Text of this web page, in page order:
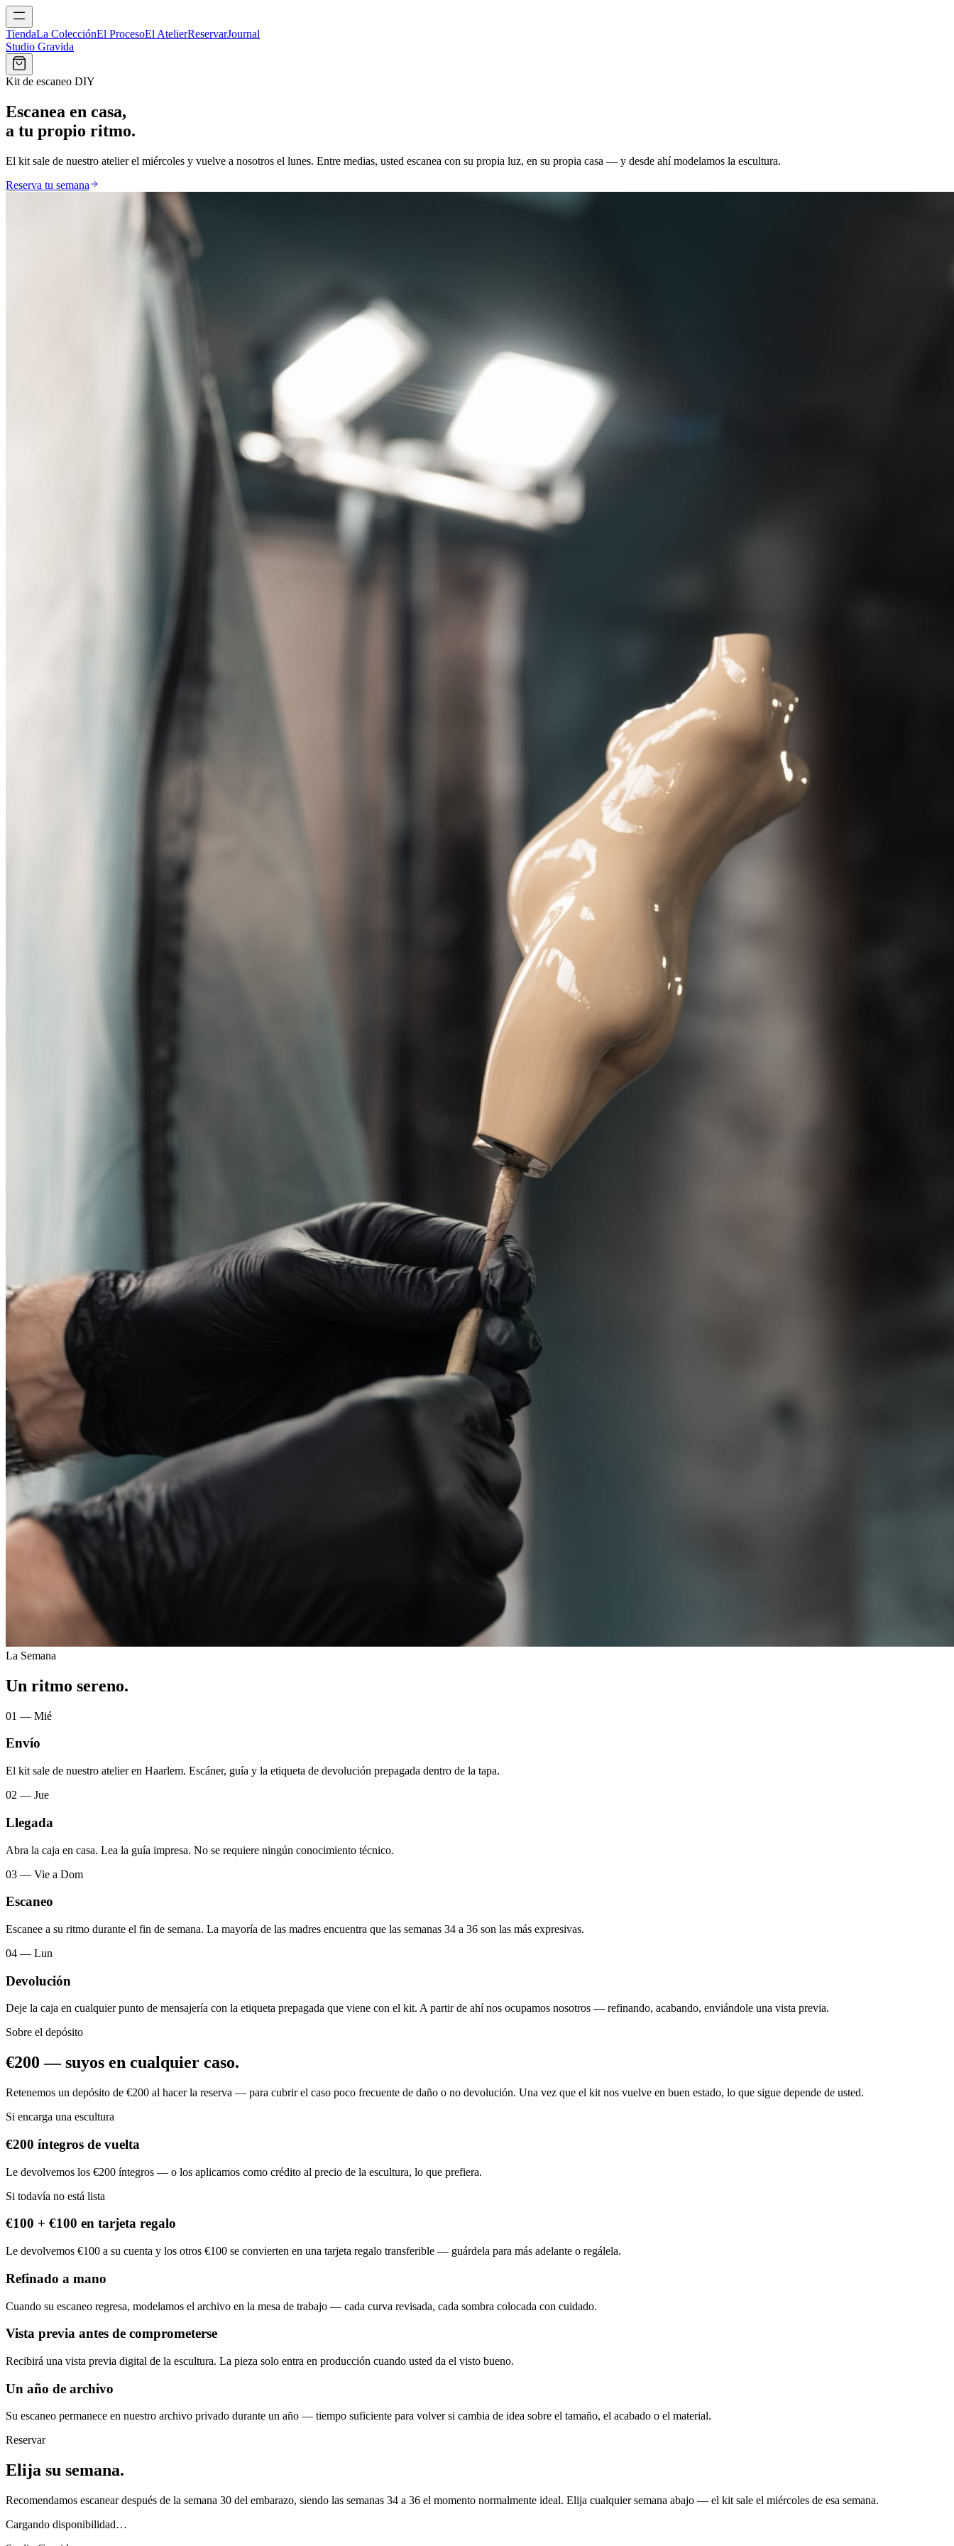
TiendaLa ColecciónEl ProcesoEl AtelierReservarJournal
Studio Gravida
Kit de escaneo DIY
Escanea en casa,
a tu propio ritmo.
El kit sale de nuestro atelier el miércoles y vuelve a nosotros el lunes. Entre medias, usted escanea con su propia luz, en su propia casa — y desde ahí modelamos la escultura.
Reserva tu semana
La Semana
Un ritmo sereno.
01 — Mié
Envío
El kit sale de nuestro atelier en Haarlem. Escáner, guía y la etiqueta de devolución prepagada dentro de la tapa.
02 — Jue
Llegada
Abra la caja en casa. Lea la guía impresa. No se requiere ningún conocimiento técnico.
03 — Vie a Dom
Escaneo
Escanee a su ritmo durante el fin de semana. La mayoría de las madres encuentra que las semanas 34 a 36 son las más expresivas.
04 — Lun
Devolución
Deje la caja en cualquier punto de mensajería con la etiqueta prepagada que viene con el kit. A partir de ahí nos ocupamos nosotros — refinando, acabando, enviándole una vista previa.
Sobre el depósito
€200 — suyos en cualquier caso.
Retenemos un depósito de €200 al hacer la reserva — para cubrir el caso poco frecuente de daño o no devolución. Una vez que el kit nos vuelve en buen estado, lo que sigue depende de usted.
Si encarga una escultura
€200 íntegros de vuelta
Le devolvemos los €200 íntegros — o los aplicamos como crédito al precio de la escultura, lo que prefiera.
Si todavía no está lista
€100 + €100 en tarjeta regalo
Le devolvemos €100 a su cuenta y los otros €100 se convierten en una tarjeta regalo transferible — guárdela para más adelante o regálela.
Refinado a mano
Cuando su escaneo regresa, modelamos el archivo en la mesa de trabajo — cada curva revisada, cada sombra colocada con cuidado.
Vista previa antes de comprometerse
Recibirá una vista previa digital de la escultura. La pieza solo entra en producción cuando usted da el visto bueno.
Un año de archivo
Su escaneo permanece en nuestro archivo privado durante un año — tiempo suficiente para volver si cambia de idea sobre el tamaño, el acabado o el material.
Reservar
Elija su semana.
Recomendamos escanear después de la semana 30 del embarazo, siendo las semanas 34 a 36 el momento normalmente ideal. Elija cualquier semana abajo — el kit sale el miércoles de esa semana.
Cargando disponibilidad…